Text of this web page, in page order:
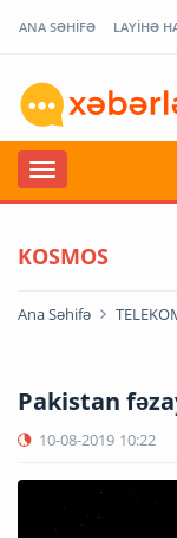
ANA SƏHİFƏ LAYİHƏ
KOSMOS
Ana Səhifə
Pakistan
10-08-2019 10:22